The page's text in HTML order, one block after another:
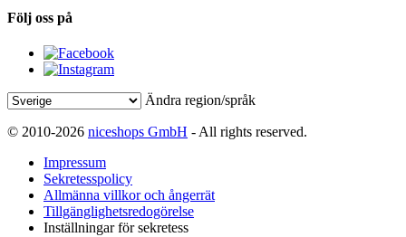
Följ oss på
Ändra region/språk
© 2010-2026 niceshops GmbH - All rights reserved.
Impressum
Sekretesspolicy
Allmänna villkor och ångerrät
Tillgänglighetsredogörelse
Inställningar för sekretess